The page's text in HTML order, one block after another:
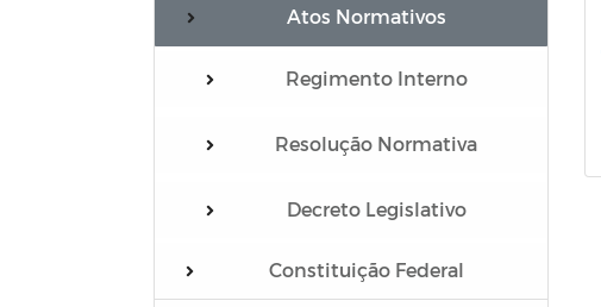
Atos Normativos
Regimento Interno
Resolução Normativa
Decreto Legislativo
Constituição Federal